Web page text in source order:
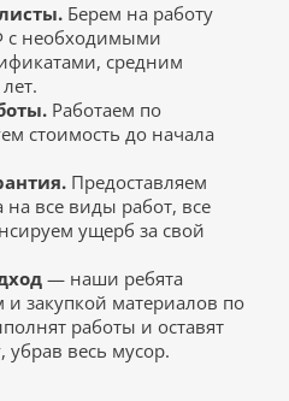
Берем на работу
с необходимыми
средним
Работаем по
стоимость до начала
Предоставляем
на все виды работ, все
ущерб за свой
— наши ребята
и закупкой материалов по
работы и оставят
убрав весь мусор.